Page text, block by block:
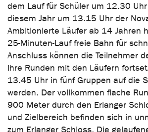
dem Lauf für Schüler um 12.30
diesem Jahr um 13.15 Uhr der
Ambitionierte Läufer ab 14 Jahren
25-Minuten-Lauf freie Bahn für
Anschluss können die Teilnehmer
ihre Runden mit den Läufern
13.45 Uhr in fünf Gruppen auf die
werden. Der vollkommen flache
900 Meter durch den Erlanger
und Zielbereich befinden sich in
zum Erlanger Schloss. Die